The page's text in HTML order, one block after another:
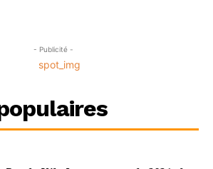
- Publicité -